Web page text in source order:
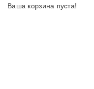
Ваша корзина пуста!